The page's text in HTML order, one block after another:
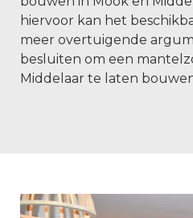
hiervoor kan het
meer overtuigende
besluiten om een
Middelaar te laten